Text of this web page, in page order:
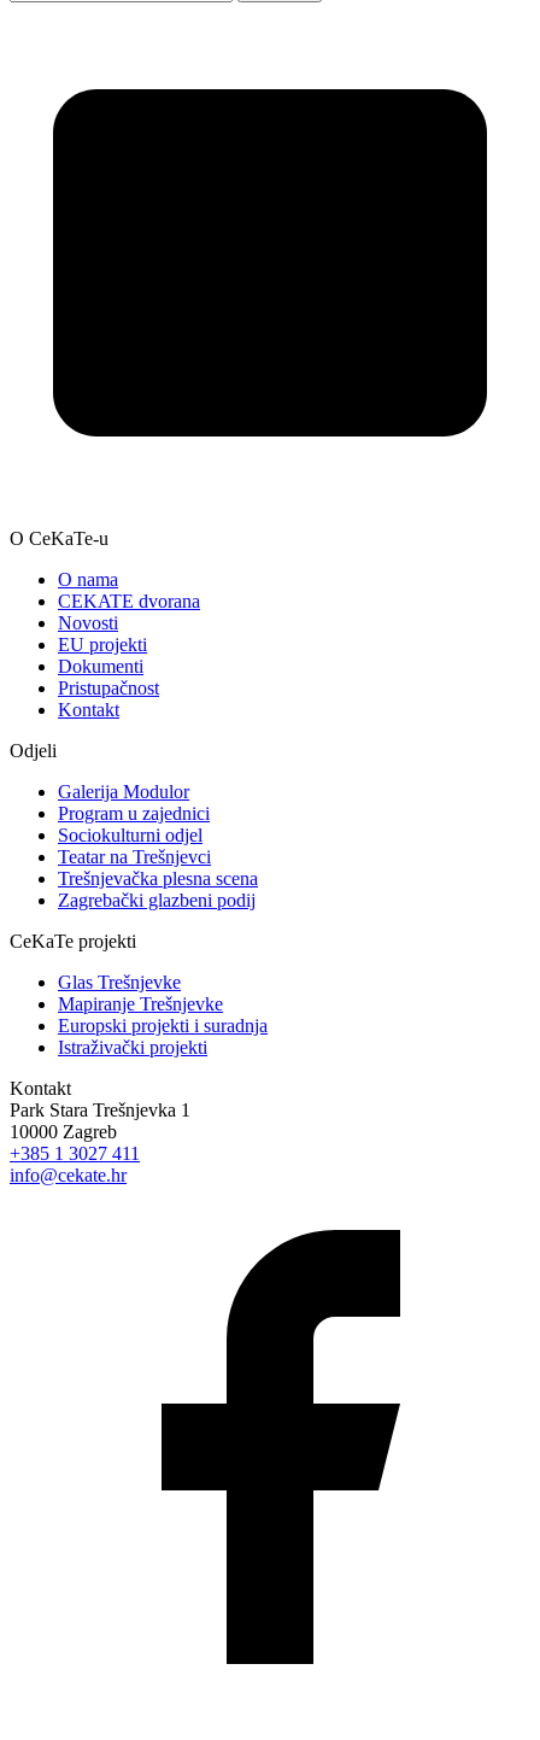
O CeKaTe-u
O nama
CEKATE dvorana
Novosti
EU projekti
Dokumenti
Pristupačnost
Kontakt
Odjeli
Galerija Modulor
Program u zajednici
Sociokulturni odjel
Teatar na Trešnjevci
Trešnjevačka plesna scena
Zagrebački glazbeni podij
CeKaTe projekti
Glas Trešnjevke
Mapiranje Trešnjevke
Europski projekti i suradnja
Istraživački projekti
Kontakt
Park Stara Trešnjevka 1
10000 Zagreb
+385 1 3027 411
info@cekate.hr